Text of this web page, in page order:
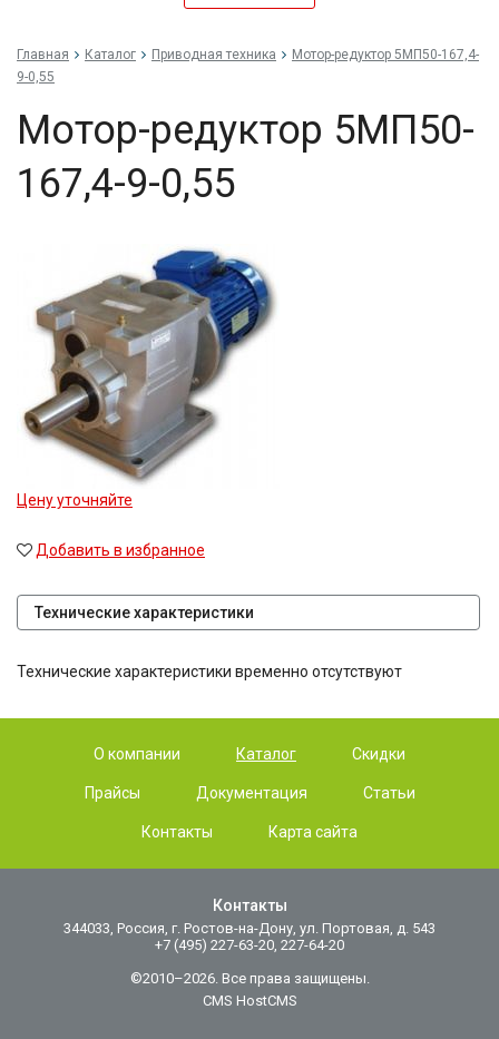
Главная Каталог Приводная техника
Мо­тор-ре­дук­тор 5МП50-167,4-
9-0,55
Мо­тор-ре­дук­тор 5МП50-
167,4-9-0,55
Цену уточняйте
Добавить в избранное
Технические характеристики
Технические характеристики временно отсутствуют
О компании Каталог Скидки
Прайсы Документация Статьи
Контакты Карта сайта
Контакты
344033, Россия, г. Ростов-на-Дону, ул. Портовая, д. 543
+7 (495) 227-63-20, 227-64-20
©2010–2026. Все права защищены.
CMS HostCMS